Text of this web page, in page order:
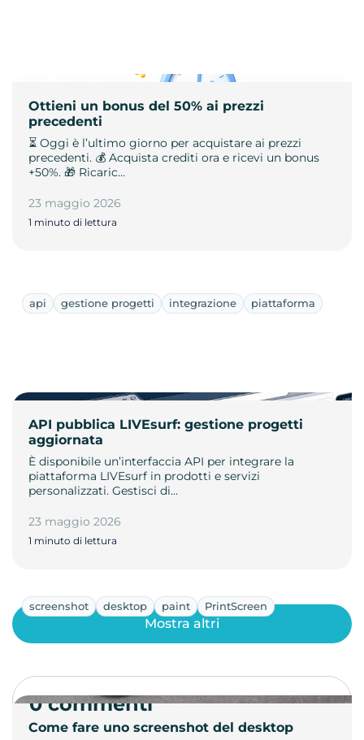
Ottieni un bonus del 50% ai prezzi
precedenti
⏳ Oggi è l’ultimo giorno per acquistare ai prezzi
precedenti. 💰 Acquista crediti ora e ricevi un bonus
+50%. 🎁 Ricaric…
23 maggio 2026
1 minuto di lettura
api gestione progetti integrazione piattaforma
API pubblica LIVEsurf: gestione progetti
aggiornata
È disponibile un’interfaccia API per integrare la
piattaforma LIVEsurf in prodotti e servizi
personalizzati. Gestisci di…
23 maggio 2026
1 minuto di lettura
screenshot desktop paint PrintScreen
Come fare uno screenshot del desktop
Mostra altri
0 commenti